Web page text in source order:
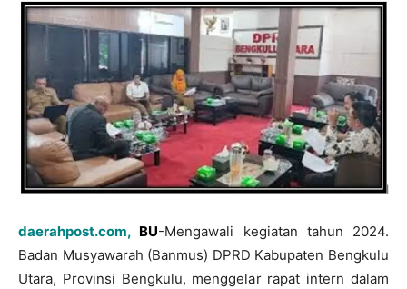
daerahpost.com, BU-Mengawali kegiatan tahun 2024.
Badan Musyawarah (Banmus) DPRD Kabupaten Bengkulu
Utara, Provinsi Bengkulu, menggelar rapat intern dalam